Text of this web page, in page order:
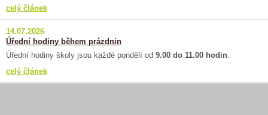
celý článek
14.07.2026
Úřední hodiny během prázdnin
Úřední hodiny školy jsou každé pondělí od 9.00 do 11.00 hodin
celý článek